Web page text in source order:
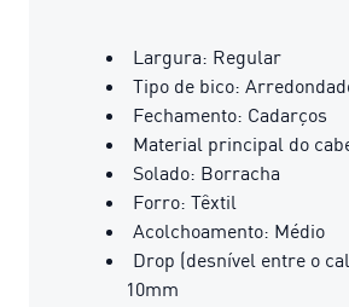
Largura: Regular
Tipo de bico:
Fechamento: Cadarços
Material principal do
Solado: Borracha
Forro: Têxtil
Acolchoamento: Médio
Drop (desnível entre o
10mm